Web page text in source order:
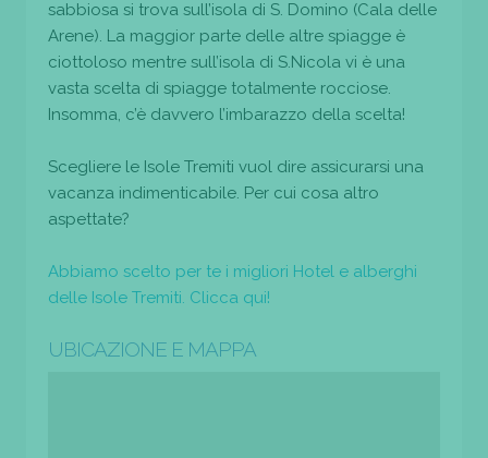
sabbiosa si trova sull’isola di S. Domino (Cala delle
Arene). La maggior parte delle altre spiagge è
ciottoloso mentre sull’isola di S.Nicola vi è una
vasta scelta di spiagge totalmente rocciose.
Insomma, c’è davvero l’imbarazzo della scelta!
Scegliere le Isole Tremiti vuol dire assicurarsi una
vacanza indimenticabile. Per cui cosa altro
aspettate?
Abbiamo scelto per te i migliori Hotel e alberghi
delle Isole Tremiti. Clicca qui!
UBICAZIONE E MAPPA